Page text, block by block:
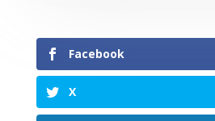
Facebook
X